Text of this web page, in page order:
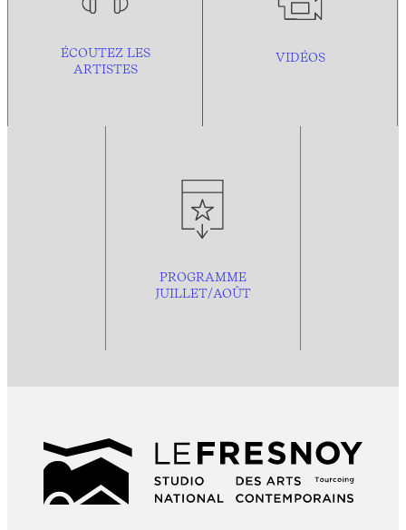
ÉCOUTEZ LES
ARTISTES
VIDÉOS
PROGRAMME
JUILLET/AOÛT